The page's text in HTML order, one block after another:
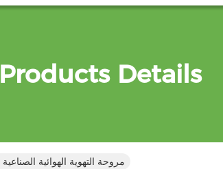
Products Details
مروحة التهوية الهوائية الصناعية 100 ملم